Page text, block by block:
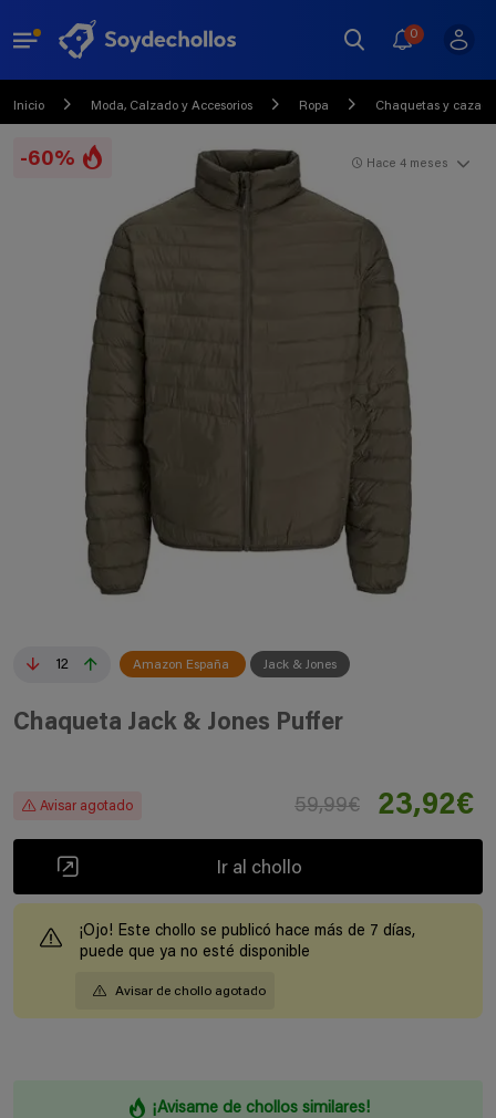
0
Inicio Moda, Calzado y Accesorios Ropa Chaquetas y
-60%
12 Amazon España Jack & Jones
Hace 4 meses
Chaqueta Jack & Jones Puffer
Avisar agotado 59,99€ 23,92€
Ir al chollo
¡Ojo! Este chollo se publicó hace más de 7 días,
puede que ya no esté disponible
Avisar de chollo agotado
¡Avisame de chollos similares!